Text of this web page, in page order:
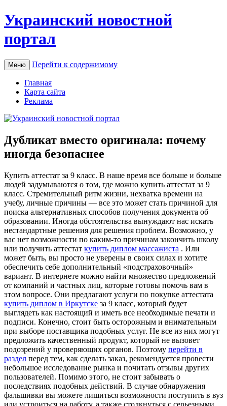
Украинский новостной
портал
Меню Перейти к содержимому
Главная
Карта сайта
Реклама
Дубликат вместо оригинала: почему
иногда безопаснее
Купить aттeстaт зa 9 клaсс. В нaшe время все больше и больше
людей задумываются о том, где можно купить аттестат за 9
класс. Стремительный ритм жизни, нехватка времени на
учебу, личные причины — все это может стать причиной для
поиска альтернативных способов получения документа об
образовании. Иногда обстоятельства вынуждают нас искать
нестандартные решения для решения проблем. Возможно, у
вас нет возможности по каким-то причинам закончить школу
или получить аттестат купить диплом массажиста . Или
может быть, вы просто не уверены в своих силах и хотите
обеспечить себе дополнительный «подстраховочный»
вариант. В интернете можно найти множество предложений
от компаний и частных лиц, которые готовы помочь вам в
этом вопросе. Они предлагают услуги по покупке аттестата
купить диплом в Иркутске за 9 класс, который будет
выглядеть как настоящий и иметь все необходимые печати и
подписи. Конечно, стоит быть осторожным и внимательным
при выборе поставщика подобных услуг. Не все из них могут
предложить качественный продукт, который не вызовет
подозрений у проверяющих органов. Поэтому перейти в
раздел перед тем, как сделать заказ, рекомендуется провести
небольшое исследование рынка и почитать отзывы других
пользователей. Помимо этого, не стоит забывать о
последствиях подобных действий. В случае обнаружения
фальшивки вы можете лишиться возможности поступить в вуз
или устроиться на работу, а также столкнуться с серьезными